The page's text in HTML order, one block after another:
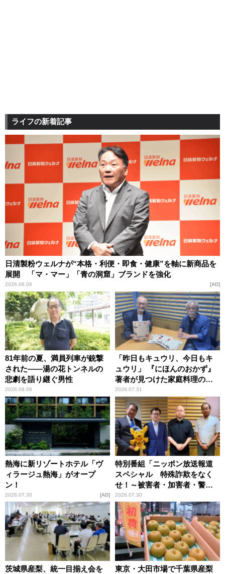
ライフの新着記事
日清製粉ウェルナが“本格・利便・即食・健康”を軸に新商品を
展開 「マ・マー」「青の洞窟」ブランドを強化
2026.08.06 AD
81年前の夏、満員列車が銃撃
された――湯の花トンネルの
悲劇を語り継ぐ男性
2026.08.06
「昨日もキュウリ、今日もキ
ュウリ」 『にほんのおかず』
著者が見つけた家庭料理の知
恵
2026.07.31
熱海に新リゾートホテル「ヴ
ィラージュ熱海」がオープ
ン！
2026.07.30 AD
特別番組「ニッポン放送報道
スペシャル 特殊詐欺をなく
せ！～被害者・加害者・警視
庁が語るトクリュウの実態
～」放送
2026.07.30
茨城県産梨、統一目揃え会を
東京・大田市場で千葉県産梨